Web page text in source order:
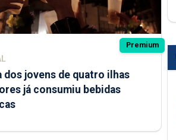
Premium
dos jovens de quatro ilhas
já consumiu bebidas